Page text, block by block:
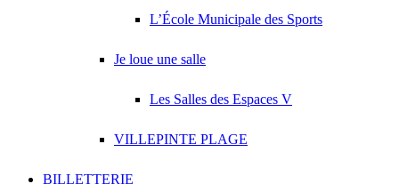
L’École Municipale des Sports
Je loue une salle
Les Salles des Espaces V
VILLEPINTE PLAGE
BILLETTERIE